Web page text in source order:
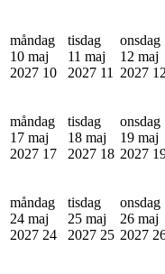
måndag
10 maj
2027 10
tisdag
11 maj
2027 11
onsdag
12 maj
2027 12
måndag
17 maj
2027 17
tisdag
18 maj
2027 18
onsdag
19 maj
2027
måndag
24 maj
2027 24
tisdag
25 maj
2027 25
onsdag
26 maj
2027